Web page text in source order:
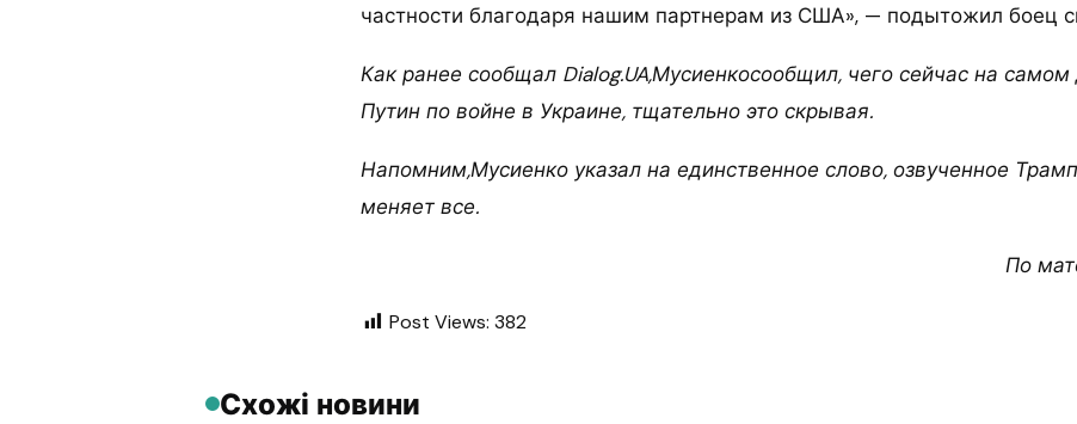
частности благодаря нашим партнерам из США», — подытожил боец
Как ранее сообщал Dialog.UA,Мусиенкосообщил, чего сейчас на самом
Путин по войне в Украине, тщательно это скрывая.
Напомним,Мусиенко указал на единственное слово, озвученное
меняет все.
По
Post Views: 382
Схожі новини